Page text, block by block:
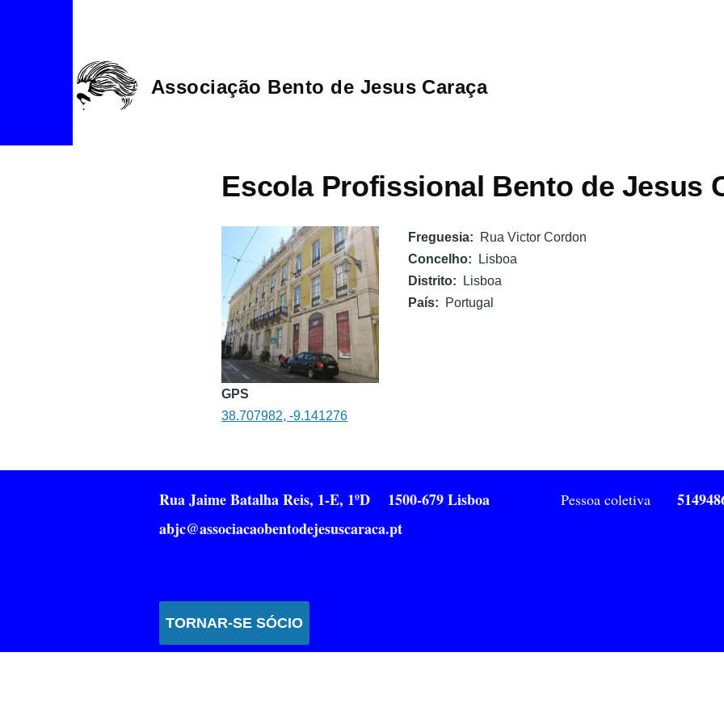
Associação Bento de Jesus Caraça
Escola Profissional Bento de Jesus
GPS
38.707982, -9.141276
Freguesia
Rua Victor Cordon
Concelho
Lisboa
Distrito
Lisboa
País
Portugal
Rua Jaime Batalha Reis, 1-E, 1ºD 1500-679 Lisboa Pessoa coletiva
abjc@associacaobentodejesuscaraca.pt
TORNAR-SE SÓCIO